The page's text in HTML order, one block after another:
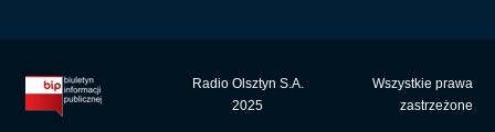
Radio Olsztyn S.A.
2025
Wszystkie prawa
zastrzeżone